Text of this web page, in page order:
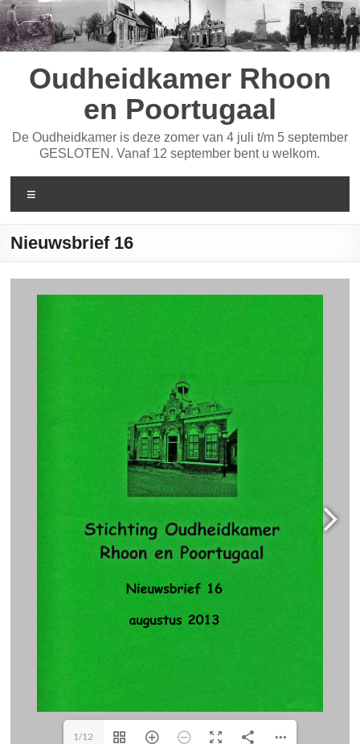
Ga
naar
de
inhoud
Oudheidkamer Rhoon
en Poortugaal
De Oudheidkamer is deze zomer van 4 juli t/m 5 september
GESLOTEN. Vanaf 12 september bent u welkom.
Nieuwsbrief 16
1/12